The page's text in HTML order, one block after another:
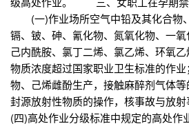
(一)作业场所空气中铅及其化合物、
镉、铍、砷、氰化物、氮氧化物、一氧
己内酰胺、氯丁二烯、氯乙烯、环氧
物质浓度超过国家职业卫生标准的
物、己烯雌酚生产，接触麻醉剂气
封源放射性物质的操作，核事故与
(四)高处作业分级标准中规定的高